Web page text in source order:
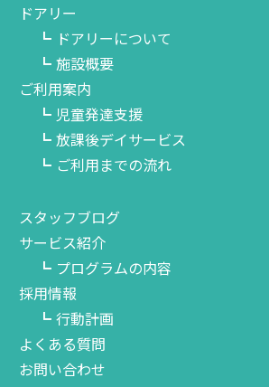
ドアリー
ドアリーについて
施設概要
ご利用案内
児童発達支援
放課後デイサービス
ご利用までの流れ
スタッフブログ
サービス紹介
プログラムの内容
採用情報
行動計画
よくある質問
お問い合わせ